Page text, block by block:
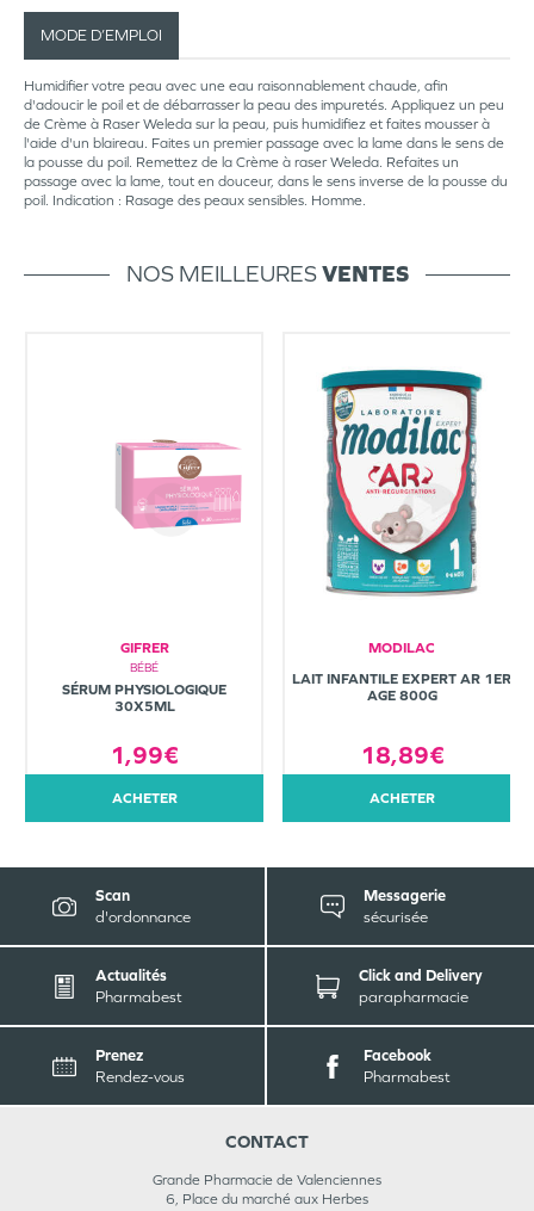
MODE D’EMPLOI
Humidifier votre peau avec une eau raisonnablement chaude, afin
d'adoucir le poil et de débarrasser la peau des impuretés. Appliquez un peu
de Crème à Raser Weleda sur la peau, puis humidifiez et faites mousser à
l'aide d'un blaireau. Faites un premier passage avec la lame dans le sens de
la pousse du poil. Remettez de la Crème à raser Weleda. Refaites un
passage avec la lame, tout en douceur, dans le sens inverse de la pousse du
poil. Indication : Rasage des peaux sensibles. Homme.
NOS MEILLEURESVENTES
GIFRER
BÉBÉ
SÉRUM PHYSIOLOGIQUE
30X5ML
1,99€
ACHETER
MODILAC
LAIT INFANTILE EXPERT AR 1ER
AGE 800G
18,89€
ACHETER
Scan
d'ordonnance
Messagerie
sécurisée
Actualités
Pharmabest
Click and Delivery
parapharmacie
Prenez
Rendez-vous
Facebook
Pharmabest
CONTACT
Grande Pharmacie de Valenciennes
6, Place du marché aux Herbes